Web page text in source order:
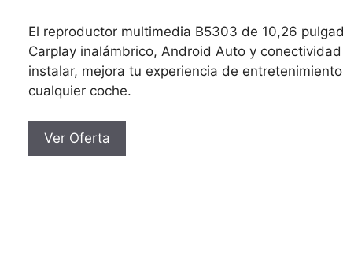
original
era:
122.11€.
actual
es:
57.39€.
El reproductor multimedia B5303 de 10,26
Carplay inalámbrico, Android Auto y conectividad
instalar, mejora tu experiencia de
cualquier coche.
Ver Oferta